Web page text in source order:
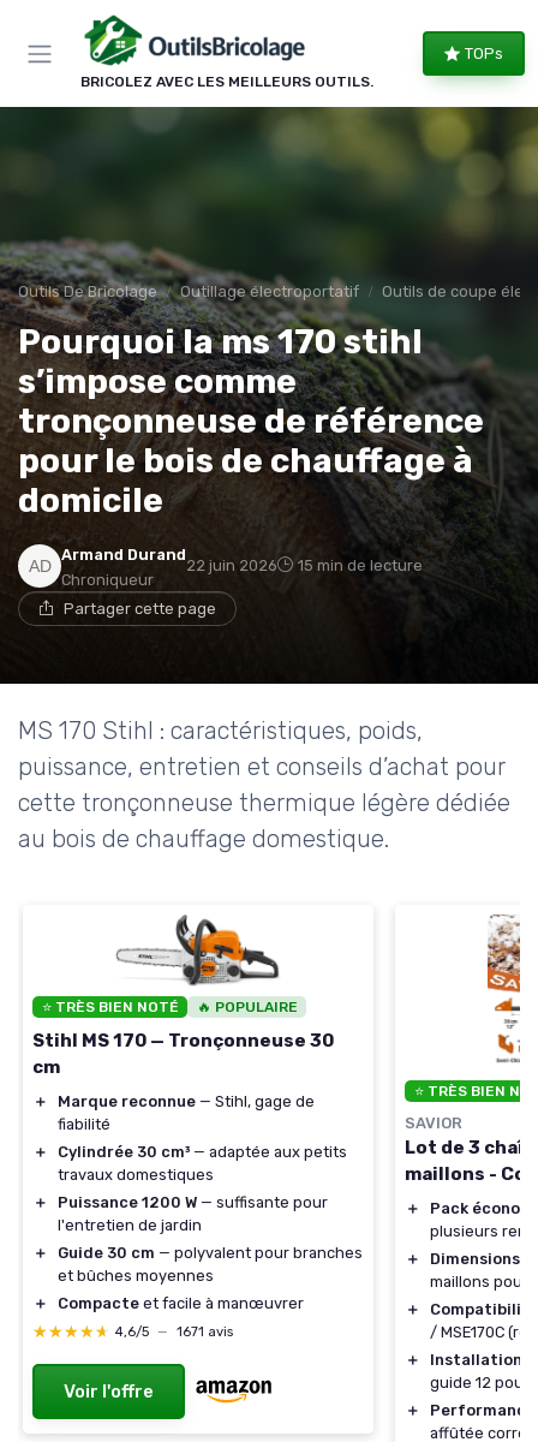
BRICOLEZ AVEC LES MEILLEURS OUTILS.
TOPs
Outils De Bricolage Outillage électroportatif Outils de coupe
Pourquoi la ms 170 stihl
s’impose comme
tronçonneuse de référence
pour le bois de chauffage à
domicile
Armand Durand
Chroniqueur
22 juin 2026 15 min de lecture
Partager cette page
MS 170 Stihl : caractéristiques, poids,
puissance, entretien et conseils d’achat pour
cette tronçonneuse thermique légère dédiée
au bois de chauffage domestique.
⭐ TRÈS BIEN NOTÉ 🔥 POPULAIRE
Stihl MS 170 — Tronçonneuse 30
cm
＋ Marque reconnue — Stihl, gage de
fiabilité
＋
Cylindrée 30 cm³ — adaptée aux petits
travaux domestiques
＋
Puissance 1200 W — suffisante pour
l'entretien de jardin
＋
Guide 30 cm — polyvalent pour branches
et bûches moyennes
＋
Compacte et facile à manœuvrer
★★★★★
★★★★★ 4,6/5 — 1671 avis
Voir l'offre
⭐ TRÈS BIEN
SAVIOR
Lot de 3
maillons -
＋
Pack
plusieurs
＋
Dimensions
maillons pour
＋
Compatibilité
/ MSE170C
＋
Installation
guide 12
＋
Performance
affûtée
Panneau de gestion des cookies